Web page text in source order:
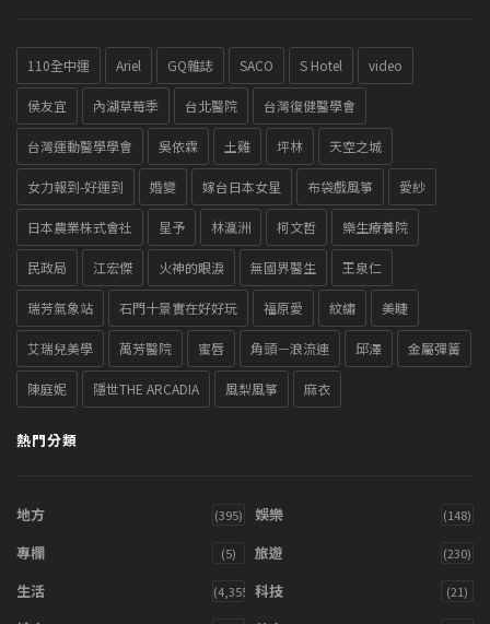
110全中運 Ariel GQ雜誌 SACO S Hotel video
侯友宜 內湖草莓季 台北醫院 台灣復健醫學會
台灣運動醫學學會 吳依霖 土雞 坪林 天空之城
女力報到-好運到 婚變 嫁台日本女星 布袋戲風箏 愛紗
日本農業株式會社 星予 林瀛洲 柯文哲 樂生療養院
民政局 江宏傑 火神的眼淚 無國界醫生 王泉仁
瑞芳氣象站 石門十景實在好好玩 福原愛 紋繡 美睫
艾瑞兒美學 萬芳醫院 蜜唇 角頭－浪流連 邱澤 金屬彈簧
陳庭妮 隱世THE ARCADIA 風梨風箏 麻衣
熱門分類
地方 (395) 娛樂 (148)
專欄 (5) 旅遊 (230)
生活 (4,355) 科技 (21)